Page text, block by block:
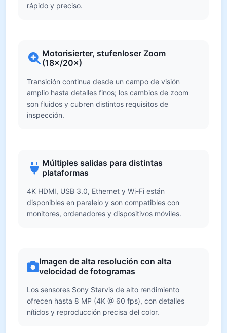
rápido y preciso.
Motorisierter, stufenloser Zoom
(18×/20×)
Transición continua desde un campo de visión
amplio hasta detalles finos; los cambios de zoom
son fluidos y cubren distintos requisitos de
inspección.
Múltiples salidas para distintas
plataformas
4K HDMI, USB 3.0, Ethernet y Wi-Fi están
disponibles en paralelo y son compatibles con
monitores, ordenadores y dispositivos móviles.
Imagen de alta resolución con alta
velocidad de fotogramas
Los sensores Sony Starvis de alto rendimiento
ofrecen hasta 8 MP (4K @ 60 fps), con detalles
nítidos y reproducción precisa del color.